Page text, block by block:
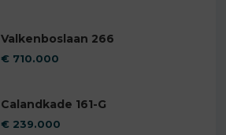
Valkenboslaan 266
€ 710.000
Calandkade 161-G
€ 239.000